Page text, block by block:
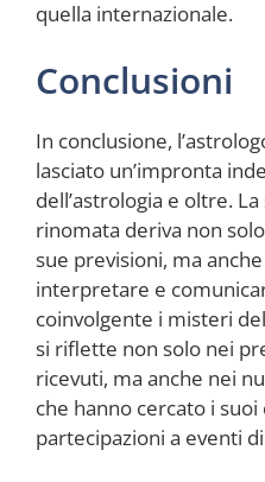
quella internazionale.
Conclusioni
In conclusione,
lasciato un’impronta
dell’astrologia e oltre.
rinomata deriva non
sue previsioni, ma
interpretare e
coinvolgente i misteri
si riflette non solo nei
ricevuti, ma anche nei
che hanno cercato i
partecipazioni a eventi